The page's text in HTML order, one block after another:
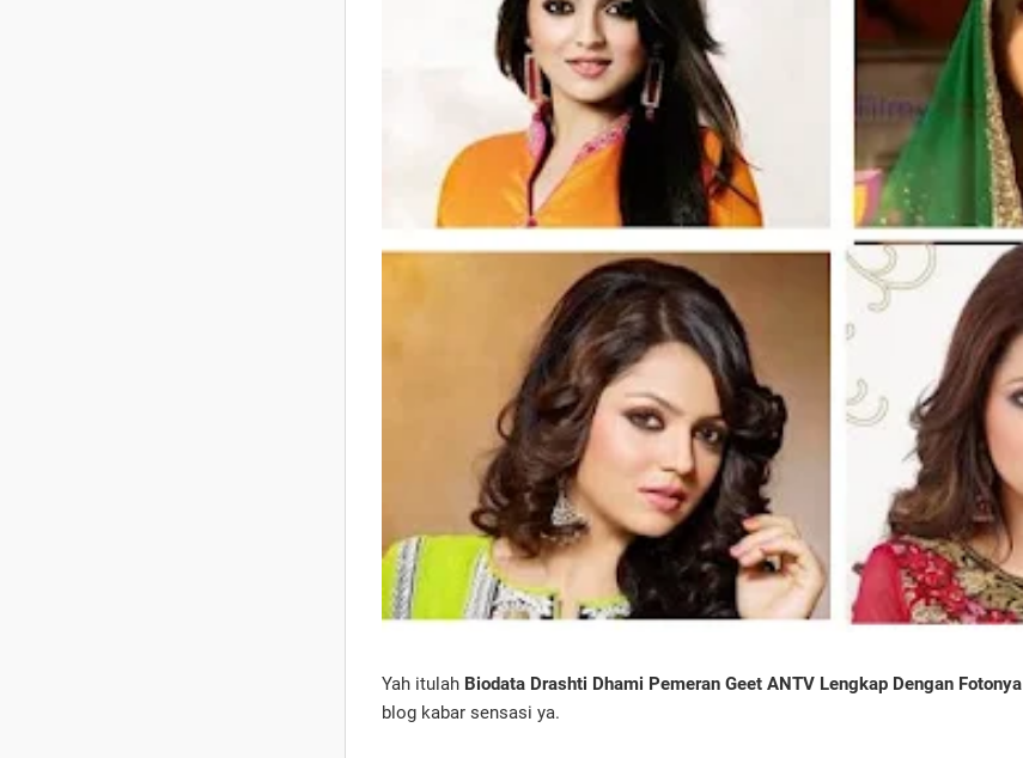
Yah itulah Biodata Drashti Dhami Pemeran Geet ANTV Lengkap Dengan Fotonya
blog kabar sensasi ya.